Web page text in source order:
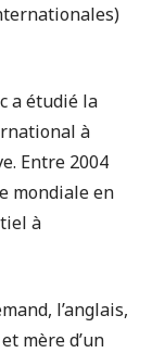
a étudié la
à
Entre 2004
mondiale en
à
l’anglais,
mère d’un